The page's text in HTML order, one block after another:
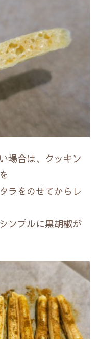
場合は、クッキン
ラをのせてからレ
ンプルに黒胡椒が